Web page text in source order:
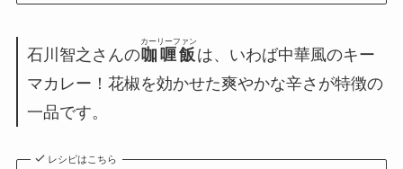
石川智之さんの咖喱飯
カーリーファン
は、いわば中華風のキー
マカレー！花椒を効かせた爽やかな辛さが特徴の
一品です。
レシピはこちら